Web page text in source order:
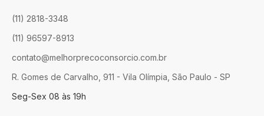
(11) 2818-3348
(11) 96597-8913
contato@melhorprecoconsorcio.com.br
R. Gomes de Carvalho, 911 - Vila Olímpia, São Paulo - SP
Seg-Sex 08 às 19h